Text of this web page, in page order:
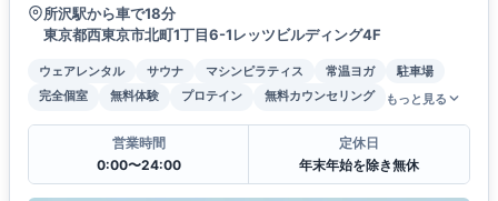
所沢駅から車で18分
東京都西東京市北町1丁目6-1レッツビルディング4F
ウェアレンタル サウナ マシンピラティス 常温ヨガ
駐車場
完全個室
無料体験 プロテイン 無料カウンセリング もっと見る
営業時間
0:00〜24:00
定休日
年末年始を除き無休